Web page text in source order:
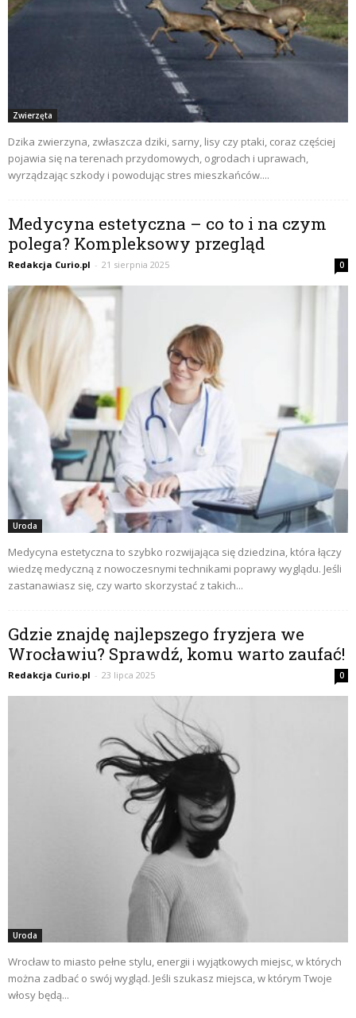
Zwierzęta
Dzika zwierzyna, zwłaszcza dziki, sarny, lisy czy ptaki, coraz częściej
pojawia się na terenach przydomowych, ogrodach i uprawach,
wyrządzając szkody i powodując stres mieszkańców....
Medycyna estetyczna – co to i na czym
polega? Kompleksowy przegląd
Redakcja Curio.pl - 21 sierpnia 2025 0
Uroda
Medycyna estetyczna to szybko rozwijająca się dziedzina, która łączy
wiedzę medyczną z nowoczesnymi technikami poprawy wyglądu. Jeśli
zastanawiasz się, czy warto skorzystać z takich...
Gdzie znajdę najlepszego fryzjera we
Wrocławiu? Sprawdź, komu warto zaufać!
Redakcja Curio.pl - 23 lipca 2025 0
Uroda
Wrocław to miasto pełne stylu, energii i wyjątkowych miejsc, w których
można zadbać o swój wygląd. Jeśli szukasz miejsca, w którym Twoje
włosy będą...